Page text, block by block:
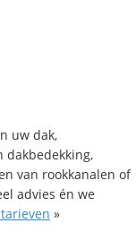
uw dak,
dakbedekking,
van rookkanalen of
advies én we
»